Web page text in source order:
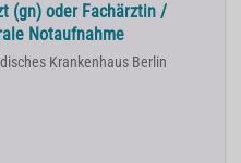
(gn) oder Fachärztin /
Notaufnahme
Krankenhaus Berlin